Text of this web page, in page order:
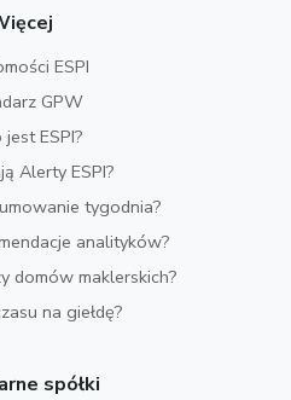
ESPI
GPW
ESPI?
Alerty ESPI?
tygodnia?
analityków?
domów maklerskich?
na giełdę?
spółki